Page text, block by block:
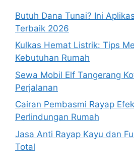
Butuh Dana Tunai? Ini
Terbaik 2026
Kulkas Hemat Listrik: Tips
Kebutuhan Rumah
Sewa Mobil Elf Tangerang
Perjalanan
Cairan Pembasmi Rayap
Perlindungan Rumah
Jasa Anti Rayap Kayu dan
Total